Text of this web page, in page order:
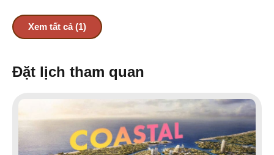
Xem tất cả (1)
Đặt lịch tham quan